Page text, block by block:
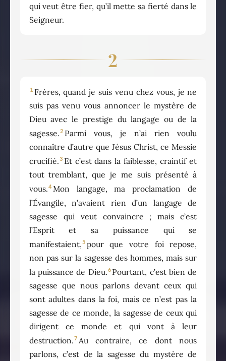
qui veut être fier, qu’il mette sa fierté dans le
Seigneur.
2
1 Frères, quand je suis venu chez vous, je ne
suis pas venu vous annoncer le mystère de
Dieu avec le prestige du langage ou de la
sagesse.2 Parmi vous, je n’ai rien voulu
connaître d’autre que Jésus Christ, ce Messie
crucifié.3 Et c’est dans la faiblesse, craintif et
tout tremblant, que je me suis présenté à
vous.4 Mon langage, ma proclamation de
l’Évangile, n’avaient rien d’un langage de
sagesse qui veut convaincre ; mais c’est
l’Esprit et sa puissance qui se
manifestaient,5 pour que votre foi repose,
non pas sur la sagesse des hommes, mais sur
la puissance de Dieu.6 Pourtant, c’est bien de
sagesse que nous parlons devant ceux qui
sont adultes dans la foi, mais ce n’est pas la
sagesse de ce monde, la sagesse de ceux qui
dirigent ce monde et qui vont à leur
destruction.7 Au contraire, ce dont nous
parlons, c’est de la sagesse du mystère de